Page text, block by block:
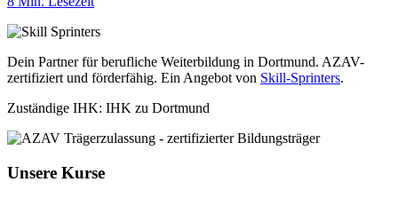
Dein Partner für berufliche Weiterbildung in Dortmund. AZAV-
zertifiziert und förderfähig. Ein Angebot von Skill-Sprinters.
Zuständige IHK: IHK zu Dortmund
Unsere Kurse